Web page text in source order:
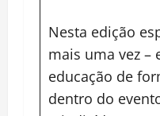
Nesta edição
mais uma vez –
educação de
dentro do